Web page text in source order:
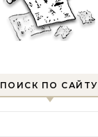
ПОИСК ПО САЙТУ